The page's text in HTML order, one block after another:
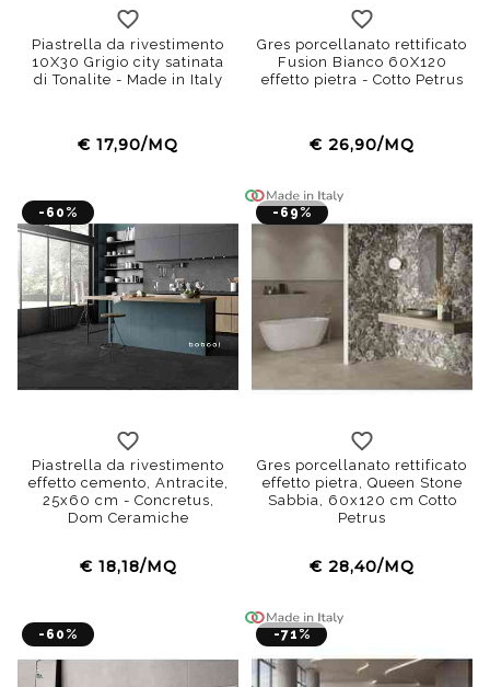
Piastrella da rivestimento
10X30 Grigio city satinata
di Tonalite - Made in Italy
€ 17,90/MQ
Gres porcellanato rettificato
Fusion Bianco 60X120
effetto pietra - Cotto Petrus
€ 26,90/MQ
-60%
Piastrella da rivestimento
effetto cemento, Antracite,
25x60 cm - Concretus,
Dom Ceramiche
€ 18,18/MQ
-69%
Gres porcellanato rettificato
effetto pietra, Queen Stone
Sabbia, 60x120 cm Cotto
Petrus
€ 28,40/MQ
-60% -71%